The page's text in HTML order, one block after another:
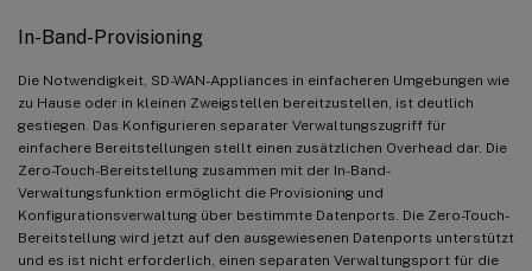
In-Band-Provisioning
Die Notwendigkeit, SD-WAN-Appliances in einfacheren Umgebungen wie
zu Hause oder in kleinen Zweigstellen bereitzustellen, ist deutlich
gestiegen. Das Konfigurieren separater Verwaltungszugriff für
einfachere Bereitstellungen stellt einen zusätzlichen Overhead dar. Die
Zero-Touch-Bereitstellung zusammen mit der In-Band-
Verwaltungsfunktion ermöglicht die Provisioning und
Konfigurationsverwaltung über bestimmte Datenports. Die Zero-Touch-
Bereitstellung wird jetzt auf den ausgewiesenen Datenports unterstützt
und es ist nicht erforderlich, einen separaten Verwaltungsport für die